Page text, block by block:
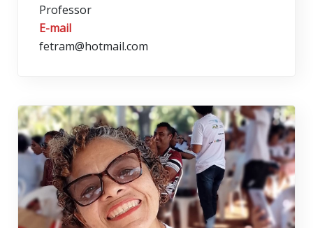
Professor
E-mail
fetram@hotmail.com